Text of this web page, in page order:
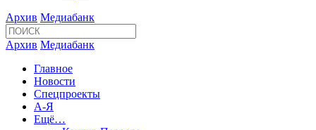
Архив Медиабанк
Архив Медиабанк
Главное
Новости
Спецпроекты
А-Я
Ещё…